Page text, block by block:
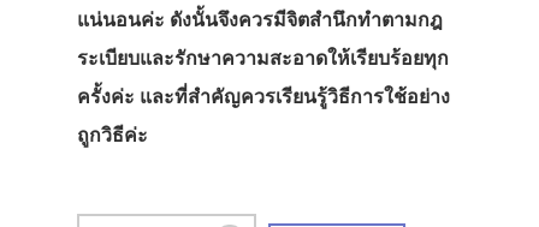
แน่นอนค่ะ ดังนั้นจึงควรมีจิตสำนึกทำตามกฎ
ระเบียบและรักษาความสะอาดให้เรียบร้อยทุก
ครั้งค่ะ และที่สำคัญควรเรียนรู้วิธีการใช้อย่าง
ถูกวิธีค่ะ